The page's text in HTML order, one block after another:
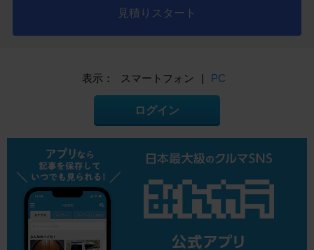
見積りスタート
表示： スマートフォン | PC
ログイン